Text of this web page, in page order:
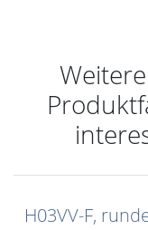
H03VV-F,